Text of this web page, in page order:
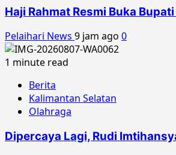
Haji Rahmat Resmi Buka
Pelaihari News 9 jam ago 0
1 minute read
Berita
Kalimantan Selatan
Olahraga
Dipercaya Lagi, Rudi